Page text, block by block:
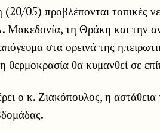
05) προβλέπονται τοπικές
Μακεδονία, τη Θράκη και την
στα ορεινά της
θερμοκρασία θα κυμανθεί σε
ο κ. Ζιακόπουλος, η αστάθεια